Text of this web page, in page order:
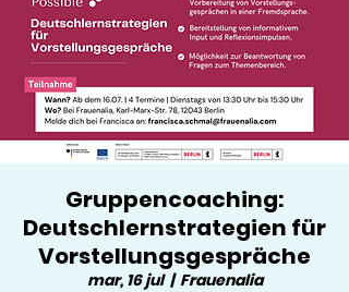
Gruppencoaching:
Deutschlernstrategien für
Vorstellungsgespräche
mar, 16 jul
  |
Frauenalia